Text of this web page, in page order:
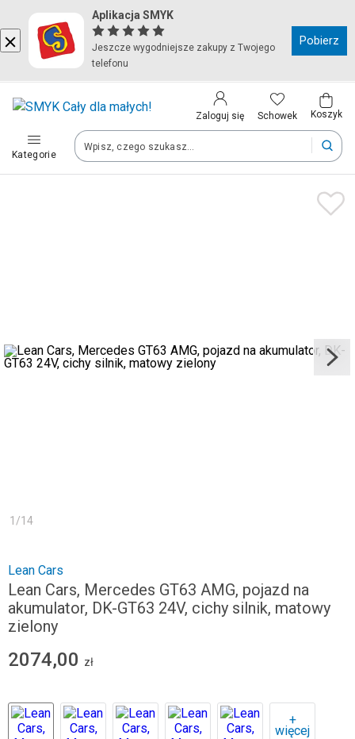
Aplikacja SMYK
Jeszcze wygodniejsze zakupy z Twojego
telefonu
Pobierz
Zaloguj się Schowek Koszyk
Kategorie
Kraj i język
Polska (Poland)
Twoje zamówienia dostarczymy na teren wybranego kraju.
Zapisz
1 /14
Lean Cars
Lean Cars, Mercedes GT63 AMG, pojazd na
akumulator, DK-GT63 24V, cichy silnik, matowy
zielony
2074,00 zł
+
więcej